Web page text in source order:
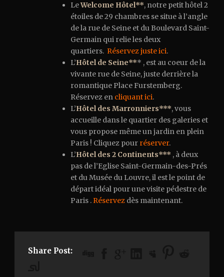
LeWelcome Hôtel**, notre petit hôtel 2
étoiles de 29 chambres se situe à l’angle
de la rue de Seine et du Boulevard Saint-
Germain qui relie les deux
quartiers. Réservez juste ici.
L’Hôtel de Seine*** , est au coeur de la
vivante rue de Seine, juste derrière la
romantique Place Furstemberg.
Réservez en cliquant ici.
L’Hôtel des Marronniers***, vous
accueille dans le quartier des galeries et
vous propose même un jardin en plein
Paris ! Cliquez pour réserver.
L’Hôtel des 2 Continents*** , à deux
pas de l’Eglise Saint-Germain-des-Prés
et du Musée du Louvre, il est le point de
départ idéal pour une visite pédestre de
Paris .Réservez dès maintenant.
Share Post: